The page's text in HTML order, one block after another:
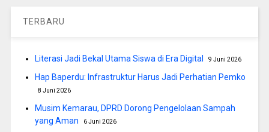
TERBARU
Literasi Jadi Bekal Utama Siswa di Era Digital 9 Juni 2026
Hap Baperdu: Infrastruktur Harus Jadi Perhatian Pemko
8 Juni 2026
Musim Kemarau, DPRD Dorong Pengelolaan Sampah
yang Aman
6 Juni 2026